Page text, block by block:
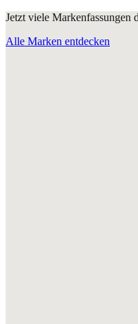
Jetzt viele Markenfassungen
Alle Marken entdecken